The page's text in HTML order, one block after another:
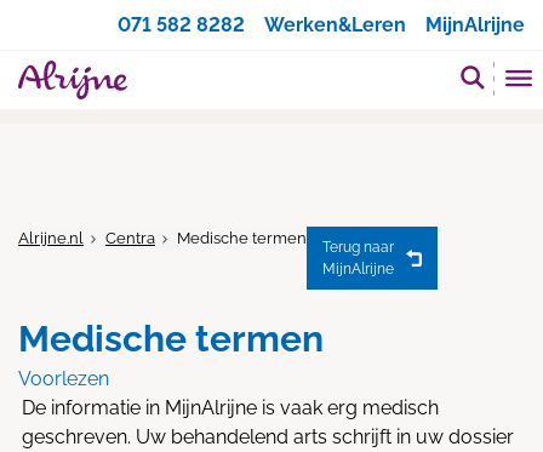
071 582 8282
Werken&Leren MijnAlrijne
Alrijne.nl Centra Medische termen
Terug naar
MijnAlrijne
Medische termen
Voorlezen
De informatie in MijnAlrijne is vaak erg medisch
geschreven. Uw behandelend arts schrijft in uw dossier